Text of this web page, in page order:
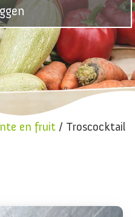
en fruit / Troscocktail